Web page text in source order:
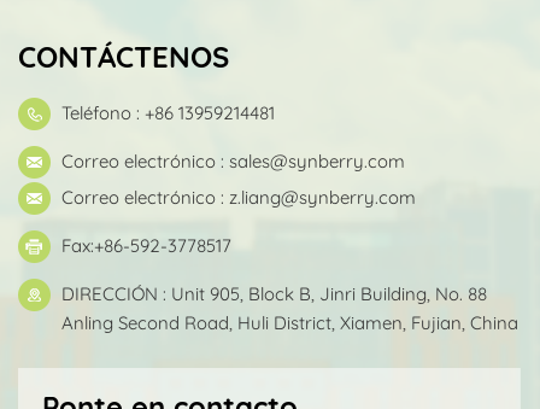
CONTÁCTENOS
Teléfono : +86 13959214481
Correo electrónico : sales@synberry.com
Correo electrónico : z.liang@synberry.com
Fax:+86-592-3778517
DIRECCIÓN : Unit 905, Block B, Jinri Building, No. 88
Anling Second Road, Huli District, Xiamen, Fujian, China